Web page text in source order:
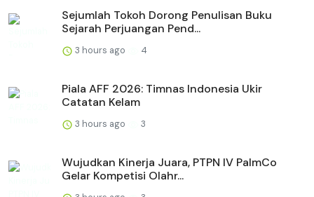
Sejumlah Tokoh Dorong Penulisan Buku
Sejarah Perjuangan Pend...
3 hours ago 4
Piala AFF 2026: Timnas Indonesia Ukir
Catatan Kelam
3 hours ago 3
Wujudkan Kinerja Juara, PTPN IV PalmCo
Gelar Kompetisi Olahr...